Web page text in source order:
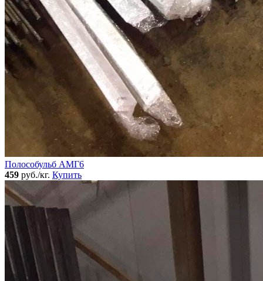
Полособульб АМГ6
459 руб./кг. Купить